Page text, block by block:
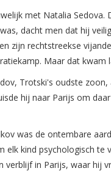
met Natalia
dacht men dat hij
zijn rechtstreekse
Maar dat kwam
Trotski's oudste
hij naar Parijs om
was de ontembare
kind psychologisch
verblijf in Parijs, waar hij